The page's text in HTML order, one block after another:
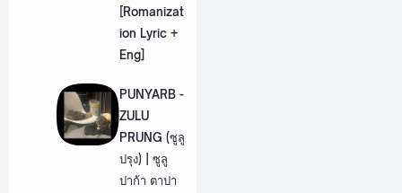
[Romanizat
ion Lyric +
Eng]
PUNYARB -
ZULU
PRUNG (ซูลู
ปรุง) | ซูลู
ปาก้า ตาปา